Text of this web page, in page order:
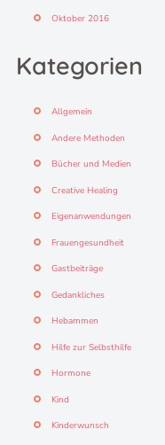
Oktober 2016
Kategorien
Allgemein
Andere Methoden
Bücher und Medien
Creative Healing
Eigenanwendungen
Frauengesundheit
Gastbeiträge
Gedankliches
Hebammen
Hilfe zur Selbsthilfe
Hormone
Kind
Kinderwunsch